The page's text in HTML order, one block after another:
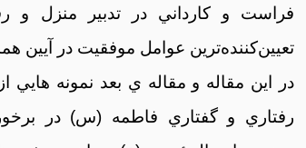
فراست و کارداني در تدبير منزل و
تعيين‌کننده‌ترين عوامل موفقيت در آيين
در اين‌ مقاله و مقاله ي بعد نمونه
رفتاري و گفتاري فاطمه (س) در